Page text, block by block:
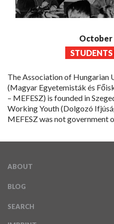
October
The Association of Hungarian
(Magyar Egyetemisták és
– MEFESZ) is founded in
Working Youth (Dolgozó
MEFESZ was not government
ABOUT
BLOG
SEARCH